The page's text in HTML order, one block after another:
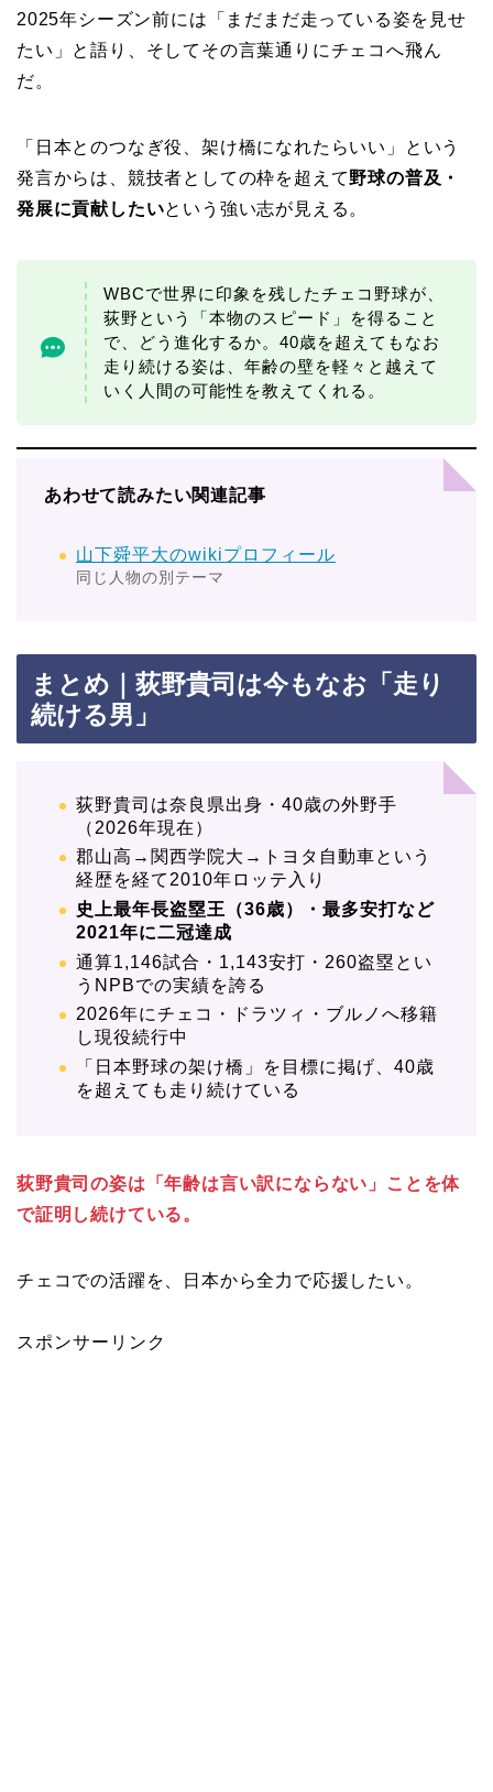
2025年シーズン前には「まだまだ走っている姿を見せ
たい」と語り、そしてその言葉通りにチェコへ飛ん
だ。
「日本とのつなぎ役、架け橋になれたらいい」という
発言からは、競技者としての枠を超えて野球の普及・
発展に貢献したいという強い志が見える。
WBCで世界に印象を残したチェコ野球が、
荻野という「本物のスピード」を得ること
で、どう進化するか。40歳を超えてもなお
走り続ける姿は、年齢の壁を軽々と越えて
いく人間の可能性を教えてくれる。
あわせて読みたい関連記事
山下舜平大のwikiプロフィール
同じ人物の別テーマ
まとめ｜荻野貴司は今もなお「走り
続ける男」
荻野貴司は奈良県出身・40歳の外野手
（2026年現在）
郡山高→関西学院大→トヨタ自動車という
経歴を経て2010年ロッテ入り
史上最年長盗塁王（36歳）・最多安打など
2021年に二冠達成
通算1,146試合・1,143安打・260盗塁とい
うNPBでの実績を誇る
2026年にチェコ・ドラツィ・ブルノへ移籍
し現役続行中
「日本野球の架け橋」を目標に掲げ、40歳
を超えても走り続けている
荻野貴司の姿は「年齢は言い訳にならない」ことを体
で証明し続けている。
チェコでの活躍を、日本から全力で応援したい。
スポンサーリンク